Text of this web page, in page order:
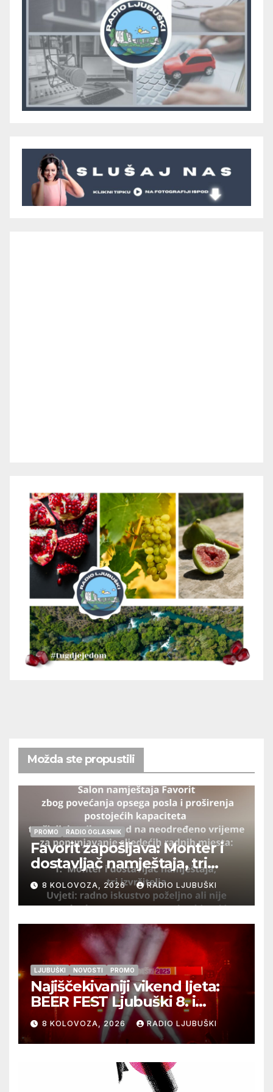
Možda ste propustili
PROMO RADIO OGLASNIK
Favorit zapošljava: Monter i
dostavljač namještaja, tri
izvršitelja
8 KOLOVOZA, 2026 RADIO LJUBUŠKI
LJUBUŠKI NOVOSTI PROMO
Najiščekivaniji vikend ljeta:
BEER FEST Ljubuški 8. i
9.kolovoza
8 KOLOVOZA, 2026 RADIO LJUBUŠKI